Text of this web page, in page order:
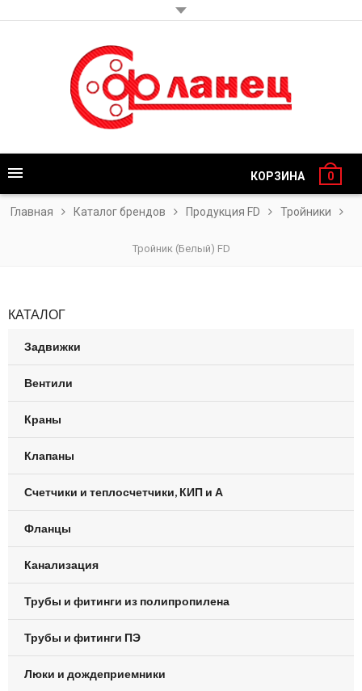
КОРЗИНА 0
Главная Каталог брендов Продукция FD Тройники
Тройник (Белый) FD
КАТАЛОГ
Задвижки
Вентили
Краны
Клапаны
Счетчики и теплосчетчики, КИП и А
Фланцы
Канализация
Трубы и фитинги из полипропилена
Трубы и фитинги ПЭ
Люки и дождеприемники